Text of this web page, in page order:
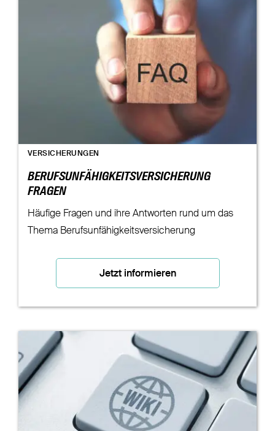
VERSICHERUNGEN
BERUFSUNFÄHIGKEITSVERSICHERUNG
FRAGEN
Häufige Fragen und ihre Antworten rund um das
Thema Berufsunfähigkeitsversicherung
Jetzt informieren